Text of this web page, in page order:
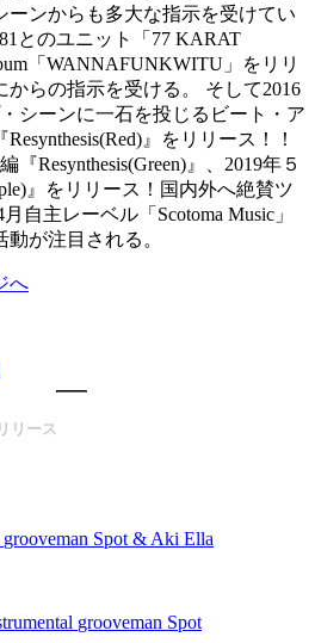
ーンからも多大な指示を受けてい
とのユニット「77 KARAT
「WANNAFUNKWITU」をリリ
からの指示を受ける。 そして2016
シーンに一石を投じるビート・ア
』をリリース！！
『Resynthesis(Green)』、2019年５
』をリリース！国内外へ絶賛ツ
自主レーベル「Scotoma Music」
が注目される。
へ
リース
grooveman Spot & Aki Ella
grooveman Spot